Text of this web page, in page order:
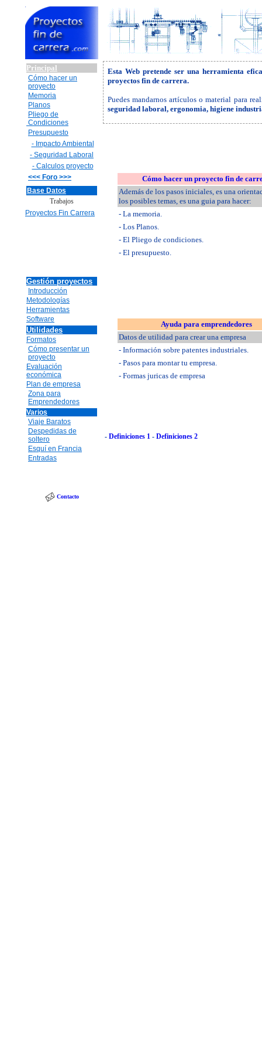
Principal
Cómo hacer un
proyecto
Memoria
Planos
Pliego de
Condiciones
Presupuesto
- Impacto Ambiental
- Seguridad Laboral
- Calculos proyecto
<<< Foro >>>
Base Datos
Trabajos
Proyectos Fin Carrera
Gestión proyectos
Introducción
Metodologías
Herramientas
Software
Utilidades
Formatos
Cómo presentar un
proyecto
Evaluación
económica
Plan de empresa
Zona para
Emprendedores
Varios
Viaje Baratos
Despedidas de
soltero
Esquí en Francia
Entradas
Contacto
Esta Web pretende ser una herramienta
proyectos fin de carrera.
Puedes mandarnos artículos o material para
seguridad laboral, ergonomia, higiene
Cómo hacer un proyecto fin de
Además de los pasos iniciales, es una
los posibles temas, es una guia para hacer:
- La memoria.
- Los Planos.
- El Pliego de condiciones.
- El presupuesto.
Ayuda para emprendedores
Datos de utilidad para crear una empresa
- Información sobre patentes industriales.
- Pasos para montar tu empresa.
- Formas juricas de empresa
- Definiciones 1 - Definiciones 2